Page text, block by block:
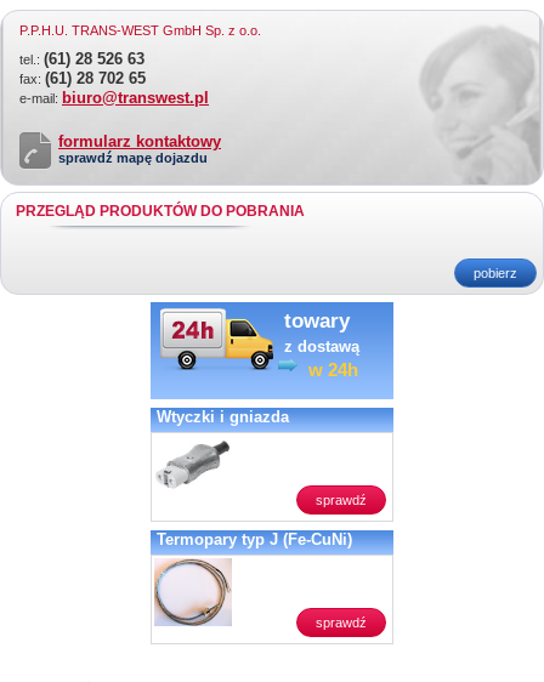
P.P.H.U. TRANS-WEST GmbH Sp. z o.o.
tel.: (61) 28 526 63
fax: (61) 28 702 65
e-mail: biuro@transwest.pl
formularz kontaktowy
sprawdź mapę dojazdu
PRZEGLĄD PRODUKTÓW DO POBRANIA
pobierz
towary
z dostawą
w 24h
Wtyczki i gniazda
sprawdź
Termopary typ J (Fe-CuNi)
sprawdź